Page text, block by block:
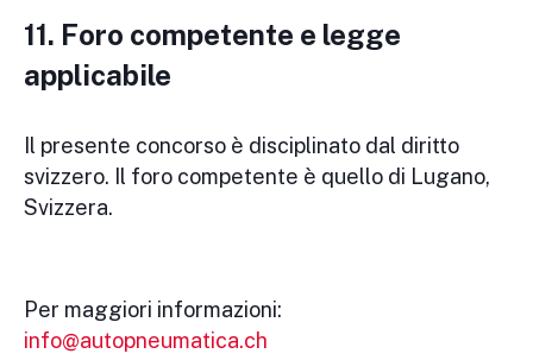
11. Foro competente e legge
applicabile
Il presente concorso è disciplinato dal diritto
svizzero. Il foro competente è quello di Lugano,
Svizzera.
Per maggiori informazioni:
info@autopneumatica.ch